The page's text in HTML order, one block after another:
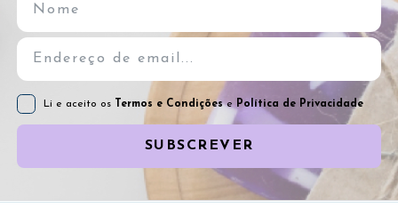
Li e aceito os Termos e Condiçõese Política de Privacidade
SUBSCREVER